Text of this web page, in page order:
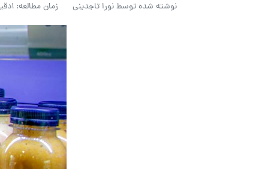
نوشته شده توسطنورا تاجدینی زمان مطالعه: 1دقیقه